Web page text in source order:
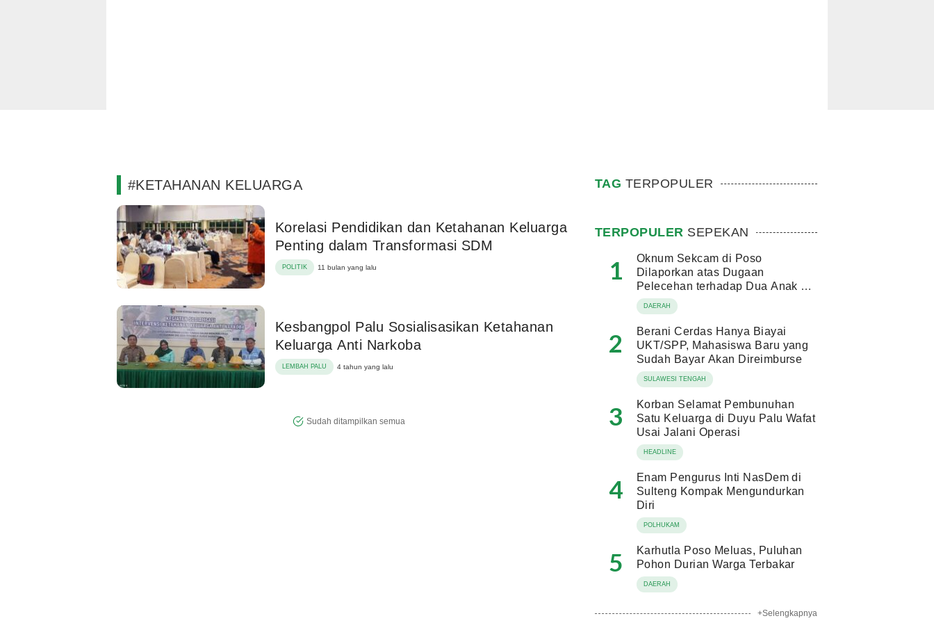
#KETAHANAN KELUARGA
Korelasi Pendidikan dan Ketahanan Keluarga
Penting dalam Transformasi SDM
POLITIK 11 bulan yang lalu
Kesbangpol Palu Sosialisasikan Ketahanan
Keluarga Anti Narkoba
LEMBAH PALU 4 tahun yang lalu
Sudah ditampilkan semua
TAG TERPOPULER
TERPOPULER SEPEKAN
1
Oknum Sekcam di Poso
Dilaporkan atas Dugaan
Pelecehan terhadap Dua Anak di
Bawah Umur
DAERAH
2
Berani Cerdas Hanya Biayai
UKT/SPP, Mahasiswa Baru yang
Sudah Bayar Akan Direimburse
SULAWESI TENGAH
3
Korban Selamat Pembunuhan
Satu Keluarga di Duyu Palu Wafat
Usai Jalani Operasi
HEADLINE
4
Enam Pengurus Inti NasDem di
Sulteng Kompak Mengundurkan
Diri
POLHUKAM
5
Karhutla Poso Meluas, Puluhan
Pohon Durian Warga Terbakar
DAERAH
+Selengkapnya